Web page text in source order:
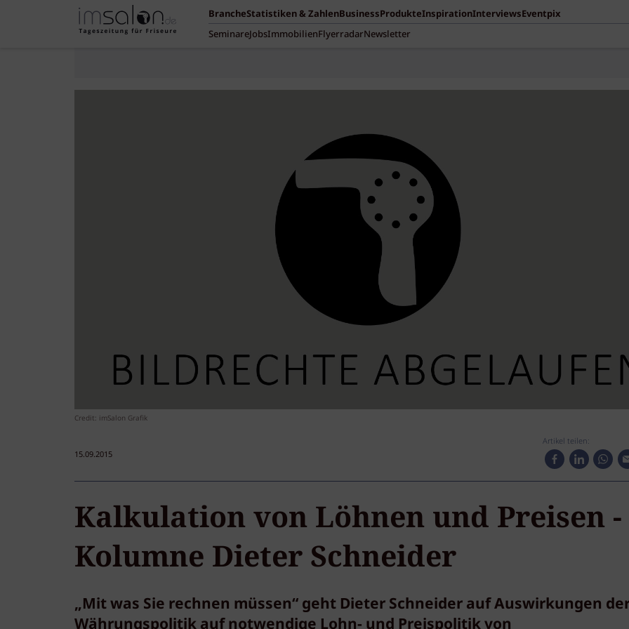
BrancheStatistiken & ZahlenBusinessProdukteInspirationInterviewsEventpix
SeminareJobsImmobilienFlyerradarNewsletter
Credit: imSalon Grafik
15.09.2015
Artikel teilen:
Kalkulation von Löhnen und Preisen -
Kolumne Dieter Schneider
„Mit was Sie rechnen müssen“ geht Dieter Schneider auf Auswirkungen